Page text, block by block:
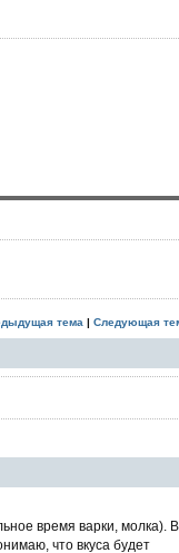
тема | Следующая
время варки, молка).
что вкуса будет